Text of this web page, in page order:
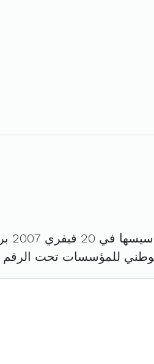
فيفري 2007 برأس مال قدره
للمؤسسات تحت الرقم